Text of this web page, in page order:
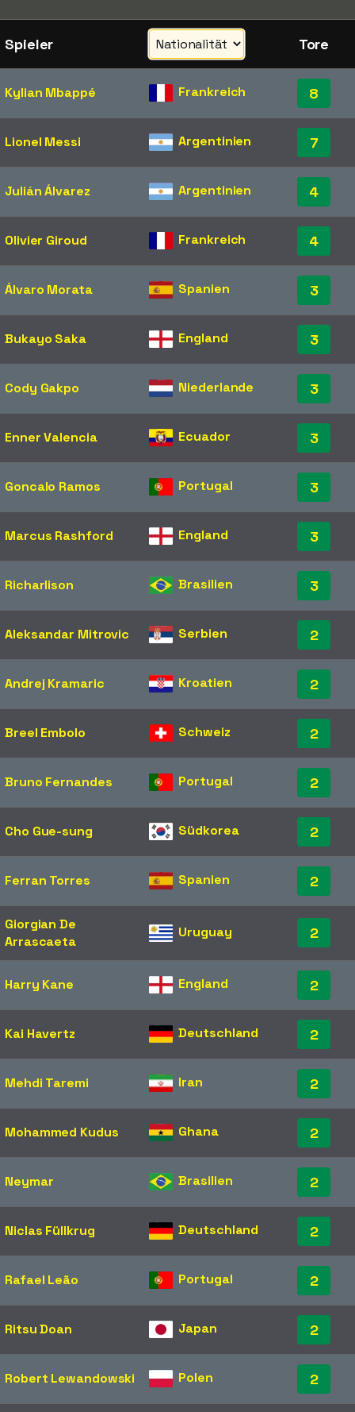
Spieler Tore
Kylian Mbappé Frankreich 8
Lionel Messi Argentinien 7
Julián Álvarez Argentinien 4
Olivier Giroud Frankreich 4
Álvaro Morata Spanien 3
Bukayo Saka England 3
Cody Gakpo Niederlande 3
Enner Valencia Ecuador 3
Goncalo Ramos Portugal 3
Marcus Rashford England 3
Richarlison Brasilien 3
Aleksandar Mitrovic Serbien 2
Andrej Kramaric Kroatien 2
Breel Embolo Schweiz 2
Bruno Fernandes Portugal 2
Cho Gue-sung Südkorea 2
Ferran Torres Spanien 2
Giorgian De
Arrascaeta
Uruguay 2
Harry Kane England 2
Kai Havertz Deutschland 2
Mehdi Taremi Iran 2
Mohammed Kudus Ghana 2
Neymar Brasilien 2
Niclas Füllkrug Deutschland 2
Rafael Leão Portugal 2
Ritsu Doan Japan 2
Robert Lewandowski Polen 2